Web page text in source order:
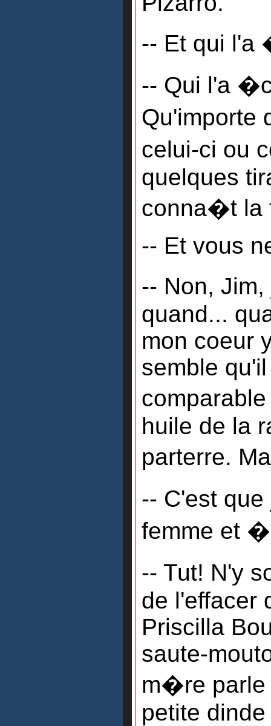
-- Et qui l'a
-- Qui l'a
celui-ci ou
quelques
conna�t la
-- Et vous
-- Non,
quand...
mon coeur
semble
huile de la
parterre.
-- C'est
femme et
-- Tut! N'y
de l'effacer
Priscilla
saute-
m�re parle
petite